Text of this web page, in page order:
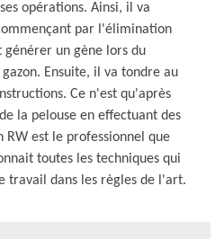
opérations. Ainsi, il va
par l'élimination
générer un gène lors du
Ensuite, il va tondre au
Ce n'est qu'après
la pelouse en effectuant des
RW est le professionnel que
toutes les techniques qui
travail dans les règles de l'art.